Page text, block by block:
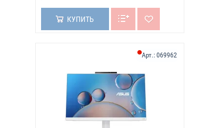
КУПИТЬ
Арт.:069962